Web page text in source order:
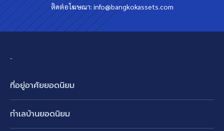
ติดต่อโฆษณา:info@bangkokassets.com
-
ที่อยู่อาศัยยอดนิยม
ทำเลบ้านยอดนิยม